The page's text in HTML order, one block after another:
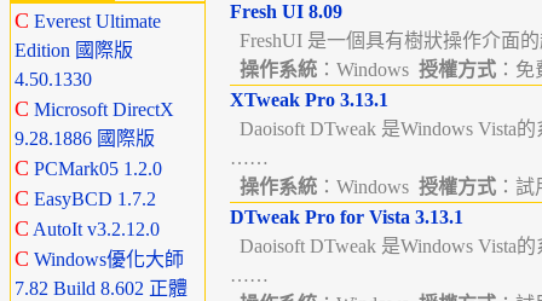
C Everest Ultimate
Edition 國際版
4.50.1330
C Microsoft DirectX
9.28.1886 國際版
C PCMark05 1.2.0
C EasyBCD 1.7.2
C AutoIt v3.2.12.0
C Windows優化大師
7.82 Build 8.602 正體
Fresh UI 8.09
FreshUI 是一個具有樹狀操作介面
操作系統 ：Windows 授權方式 ：
XTweak Pro 3.13.1
Daoisoft DTweak 是Windows Vista
……
操作系統 ：Windows 授權方式 ：
DTweak Pro for Vista 3.13.1
Daoisoft DTweak 是Windows Vista
……